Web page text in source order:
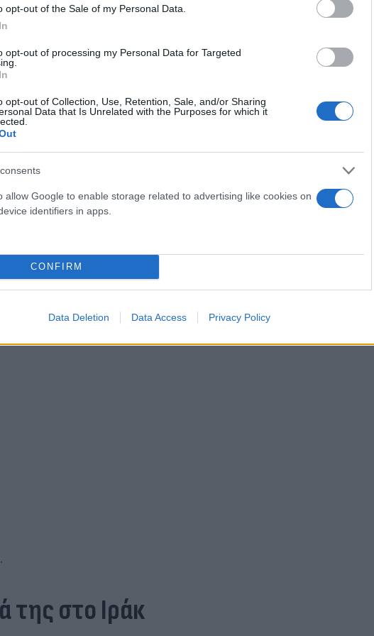
opt-out of the Sale of my Personal Data.
opt-out of processing my Personal Data for Targeted
opt-out of Collection, Use, Retention, Sale, and/or Sharing
Data that Is Unrelated with the Purposes for which it
allow Google to enable storage related to advertising like cookies on
identifiers in apps.
CONFIRM
Data Deletion Data Access Privacy Policy
ISIS member.
is a…pic.twitter.com/nkVotqYdov
γυναίκα αυτή, που ονομάζεται Φαουζία Σίντο, εδώ και
ομολόγους τους οι οποίοι οργάνωσαν την έξοδό
μια πηγή που έχει γνώση των γεγονότων.
απελευθερώθηκε. Ιορδανοί και Αμερικανοί διπλωμάτες από
σχόλιο.
υπουργείου Εξωτερικών του Ισραήλ, ο Νταβίντ Σαράνγκα,
Γιαζίντι που απήχθη από το Ισλαμικό Κράτος στο Ιράκ και
τελικά από τις ισραηλινές δυνάμεις ασφαλείας».
της στο Ιράκ